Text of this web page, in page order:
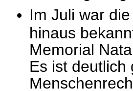
Im Juli war
hinaus
Memorial
Es ist deutlich